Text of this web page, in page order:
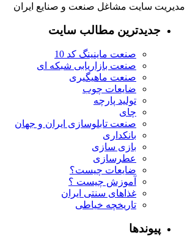
مدیریت سایت مشاغل صنعت و صنایع ایران
جدیدترین مطالب سایت
صنعت ماینینگ کد 10
صنعت بازاریابی شبکه ای
صنعت ماهیگیری
ضایعات چوب
تولید پارچه
چای
صنعت تابلوسازی ایران و جهان
بانکداری
بازی سازی
عطرسازی
ضایعات چیست؟
آموزش چیست ؟
غذاهای سنتی ایران
تاریخچه خیاطی
پیوندها